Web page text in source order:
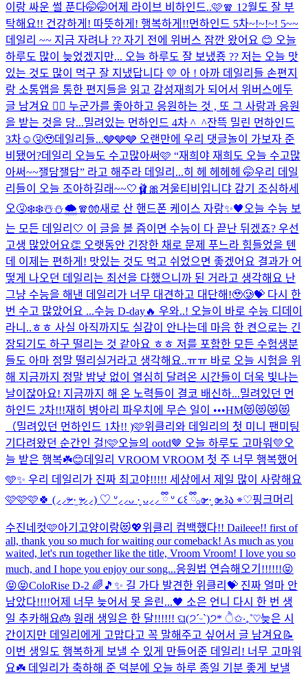
이랑 싸운 썰 푼다🤭🤭어제 라이브 비하인드..🩷🧣 12월도 잘 부
탁해요!! 건강하게! 따뜻하게! 행복하게!!먼하인드 5차~!~!~! 5~~
데일리 ~~ 지금 자려나 ?? 자기 전에 위버스 잠깐 왔어요 😊 오늘
하루도 많이 늦었겠지만... 오늘 하루도 잘 보냈죵 ?? 저는 오늘 맛
있는 것도 많이 먹구 잘 지냈답니다 💛 아 ! 아까 데일리들 손편지
랑 소통앱을 통한 편지들을 읽고 감성재희가 되어서 위버스에두
글 남겨요 👍🏻 누군가를 좋아하고 응원하는 것 , 또 그 사랑과 응원
을 받는 것을 당...밀려있는 먼하인드 4차 ^_^잔뜩 밀린 먼하인드
3차☺️🤧🥹데일리들...🩶🩶🩶 오랜만에 우리 댓글놀이 가보자 준
비됐어?데일리 오늘도 수고많아써🩷 “재희야 재희도 오늘 수고많
아써~~잴담잴담” 라고 해주라 데일리...히 헤 헤헤헤 🤭우리 데일
리들이 오늘 조아하길래~~🤍🩰🎀 겨울티비입니댜 감기 조심하세
오🤧❄️❄️☃️⛄️🌨️🧣🧤새로 산 핸드폰 케이스 자랑✨🖤 오늘 수능 보
는 모든 데일리🤍 이 글을 볼 즘이면 수능이 다 끝난 뒤겠죠? 우선
고생 많았어요👏 오랫동안 긴장한 채로 문제 푸느라 힘들었을 텐
데 이제는 편하게! 맛있는 것도 먹고 쉬었으면 좋겠어요 결과가 어
떻게 나오던 데일리는 최선을 다했으니까 된 거라고 생각해요 난
그냥 수능을 해낸 데일리가 너무 대견하고 대단해!🥹🥲💝 다시 한
번 수고 많았어요 ...수능 D-day🔥 우와..! 오늘이 바로 수능 디데이
라니..ㅎㅎ 사실 아직까지도 실감이 안나는데 마음 한 켠으로는 긴
장되기도 하구 떨리는 것 같아요 ㅎㅎ 저를 포함한 모든 수험생분
들도 아마 정말 떨리실거라고 생각해요..ㅠㅠ 바로 오늘 시험을 위
해 지금까지 정말 밤낮 없이 열심히 달려온 시간들이 더욱 빛나는
날이잖아요! 지금까지 해 온 노력들이 결코 배신하...밀려있던 먼
하인드 2차!!!재히 병아리 파우치에 무슨 일이 •••HM😻😻😻😻
（밀려있던 먼하인드 1차!! )🩷위클리와 데일리의 첫 미니 팬미팅
기다려왔던 순간인 걸!🩷오늘의 ootd🤎 오늘 하루도 고마워💛 오
늘 받은 행복☘️😊데일리 VROOM VROOM 첫 주 너무 행복했어
🩵✨ 우리 데일리가 진짜 최고야!!!!! 세상에서 제일 많이 사랑해요
🩷🩷🩷🍀 (⸝⸝ᵒ̴̶̷ ·̫ ᵒ̴̶̷⸝⸝) ♡ ᐡ⸝⸝ᴗ ·̮ ᴗ⸝⸝ ྀི ᐡ ૮꒰ ྀི𓂂ɞ̴̶̷ ·̮ ɞ̴̶̷𓂂꒱ა ⌯♡핑크머리
수진네컷🩷아기고양이랑😻💖위클리 컴백했다!! Daileee!! first of
all, thank you so much for waiting our comeback! As much as you
waited, let's run together like the title, Vroom Vroom! I love you so
much, and I hope you enjoy our song...응원법 연습해오기!!!!!!😝
😝😝ColoRise D-2 🌈🎵✨ 길 가다 발견한 위클리💝 진짜 얼마 안
남았다!!!!어제 너무 늦어서 못 올린...🖤 소은 언니 다시 한 번 생
일 추카해요🎂 원래 생일은 한 달!!!!!! ଘ(੭ˊᵕˋ)੭* ੈ✩‧₊˚♡늦은 시
간이지만 데일리에게 고맙다고 꼭 말해주고 싶어서 글 남겨요📝
이번 생일도 행복하게 보낼 수 있게 만들어준 데일리! 너무 고마워
요☘️ 데일리가 축하해 준 덕분에 오늘 하루 종일 기분 좋게 보낼